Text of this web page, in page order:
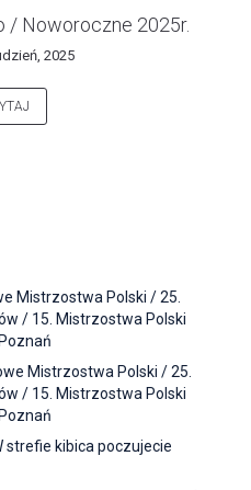
/ Noworoczne 2025r.
2025
Mistrzostwa Polski / 25.
/ 15. Mistrzostwa Polski
Mistrzostwa Polski / 25.
/ 15. Mistrzostwa Polski
strefie kibica poczujecie